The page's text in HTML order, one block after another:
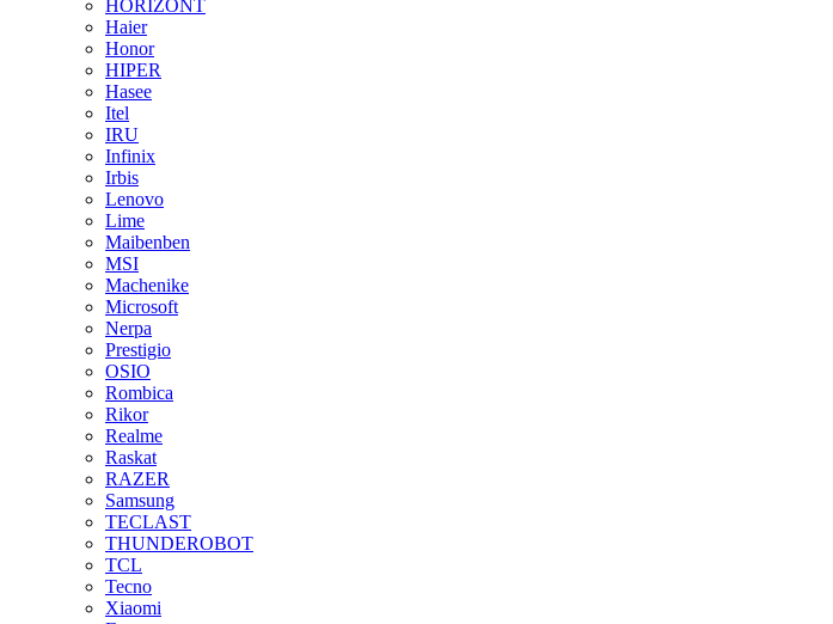
HORIZONT
Haier
Honor
HIPER
Hasee
Itel
IRU
Infinix
Irbis
Lenovo
Lime
Maibenben
MSI
Machenike
Microsoft
Nerpa
Prestigio
OSIO
Rombica
Rikor
Realme
Raskat
RAZER
Samsung
TECLAST
THUNDEROBOT
TCL
Tecno
Xiaomi